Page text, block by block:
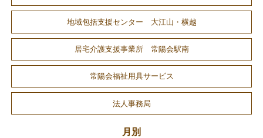
地域包括支援センター 大江山・横越
居宅介護支援事業所 常陽会駅南
常陽会福祉用具サービス
法人事務局
月別